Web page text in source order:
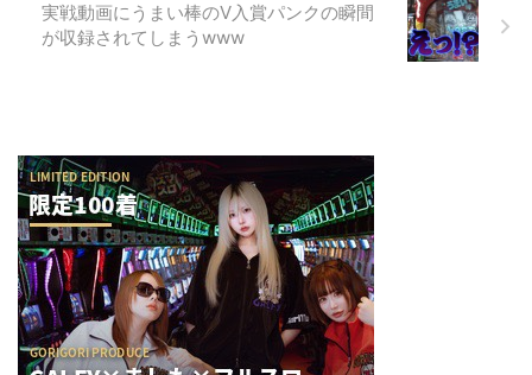
実戦動画にうまい棒のV入賞パンクの瞬間
が収録されてしまうwww